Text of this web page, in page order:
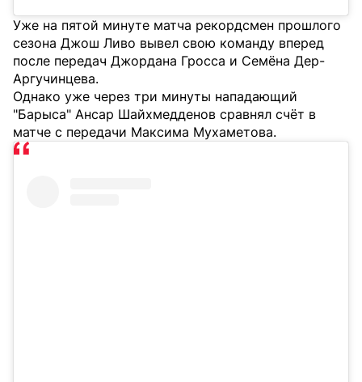
Уже на пятой минуте матча рекордсмен прошлого
сезона Джош Ливо вывел свою команду вперед
после передач Джордана Гросса и Семёна Дер-
Аргучинцева.
Однако уже через три минуты нападающий
"Барыса" Ансар Шайхмедденов сравнял счёт в
матче с передачи Максима Мухаметова.